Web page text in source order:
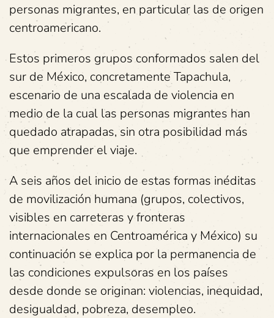
personas migrantes, en particular las de origen
centroamericano.
Estos primeros grupos conformados salen del
sur de México, concretamente Tapachula,
escenario de una escalada de violencia en
medio de la cual las personas migrantes han
quedado atrapadas, sin otra posibilidad más
que emprender el viaje.
A seis años del inicio de estas formas inéditas
de movilización humana (grupos, colectivos,
visibles en carreteras y fronteras
internacionales en Centroamérica y México) su
continuación se explica por la permanencia de
las condiciones expulsoras en los países
desde donde se originan: violencias, inequidad,
desigualdad, pobreza, desempleo.